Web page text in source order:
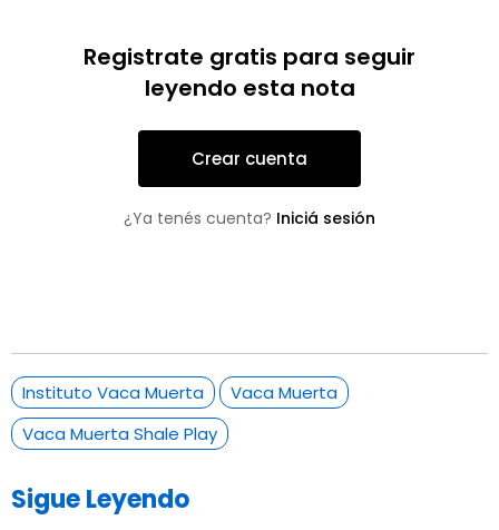
Registrate gratis para seguir
leyendo esta nota
Crear cuenta
¿Ya tenés cuenta? Iniciá sesión
Instituto Vaca Muerta
Vaca Muerta
Vaca Muerta Shale Play
Sigue Leyendo